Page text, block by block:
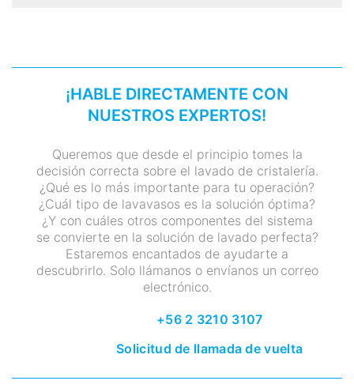
¡HABLE DIRECTAMENTE CON
NUESTROS EXPERTOS!
Queremos que desde el principio tomes la
decisión correcta sobre el lavado de cristalería.
¿Qué es lo más importante para tu operación?
¿Cuál tipo de lavavasos es la solución óptima?
¿Y con cuáles otros componentes del sistema
se convierte en la solución de lavado perfecta?
Estaremos encantados de ayudarte a
descubrirlo. Solo llámanos o envíanos un correo
electrónico.
+56 2 3210 3107
Solicitud de llamada de vuelta